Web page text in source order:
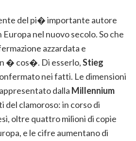
del pi� importante autore
nel nuovo secolo. So che
azzardata e
� cos�. Di esserlo,Stieg
nei fatti. Le dimensioni
dalla Millennium
del clamoroso: in corso di
oltre quattro milioni di copie
e le cifre aumentano di